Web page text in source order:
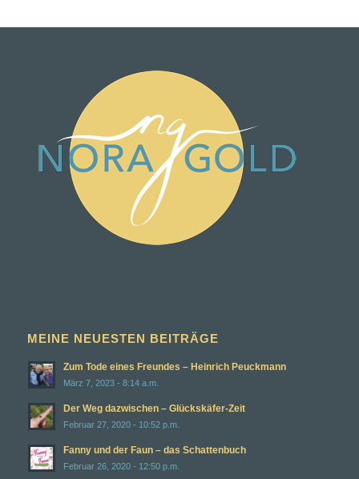
MEINE NEUESTEN BEITRÄGE
Zum Tode eines Freundes – Heinrich Peuckmann
März 7, 2023 - 8:14 a.m.
Der Weg dazwischen – Glückskäfer-Zeit
Februar 27, 2020 - 10:52 p.m.
Fanny und der Faun – das Schattenbuch
Februar 26, 2020 - 12:50 p.m.